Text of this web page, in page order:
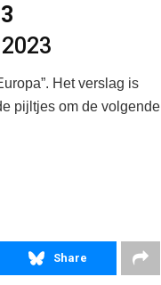
Het verslag is
pijltjes om de volgende
Share